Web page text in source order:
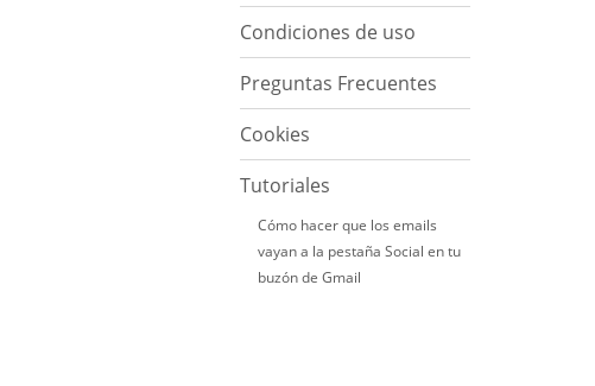
Condiciones de uso
Preguntas Frecuentes
Cookies
Tutoriales
Cómo hacer que los emails
vayan a la pestaña Social en tu
buzón de Gmail